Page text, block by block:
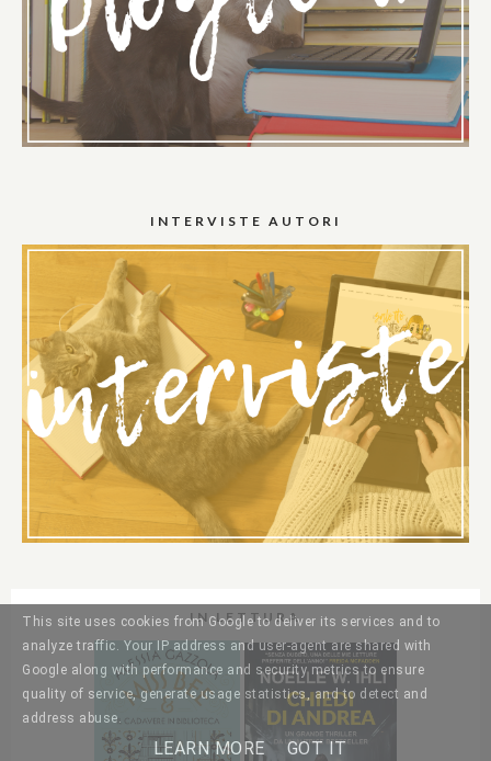
INTERVISTE AUTORI
IN LETTURA
This site uses cookies from Google to deliver its services and to
analyze traffic. Your IP address and user-agent are shared with
Google along with performance and security metrics to ensure
quality of service, generate usage statistics, and to detect and
address abuse.
LEARN MORE GOT IT